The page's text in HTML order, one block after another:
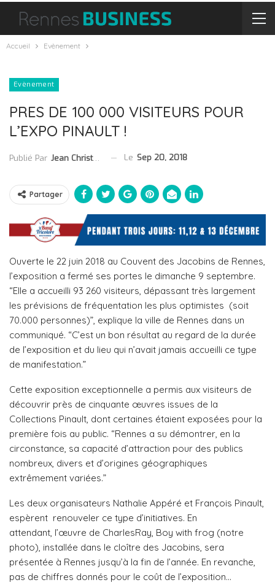
Accueil Evènement
Evènement
PRES DE 100 000 VISITEURS POUR
L’EXPO PINAULT !
Publié Par Jean Christophe Collet Le Sep 20, 2018
Partager
Ouverte le 22 juin 2018 au Couvent des Jacobins de Rennes,
l’exposition a fermé ses portes le dimanche 9 septembre.
“Elle a accueilli 93 260 visiteurs, dépassant très largement
les prévisions de fréquentation les plus optimistes (soit
70.000 personnes)”, explique la ville de Rennes dans un
communiqué. “C’est un bon résultat au regard de la durée
de l’exposition et du lieu qui n’avait jamais accueilli ce type
de manifestation.”
Cette exposition exceptionnelle a permis aux visiteurs de
découvrir près de cinquante œuvres issues de la
Collections Pinault, dont certaines étaient exposées pour la
première fois au public. “Rennes a su démontrer, en la
circonstance, sa capacité d’attraction pour des publics
nombreux, divers et d’origines géographiques
extrêmement variées.”
Les deux organisateurs Nathalie Appéré et François Pinault,
espèrent renouveler ce type d’initiatives. En
attendant, l’œuvre de CharlesRay, Boy with frog (notre
photo), installée dans le cloître des Jacobins, sera
présentée à Rennes jusqu’à la fin de l’année. En revanche,
pas de chiffres donnés pour le coût de l’exposition…